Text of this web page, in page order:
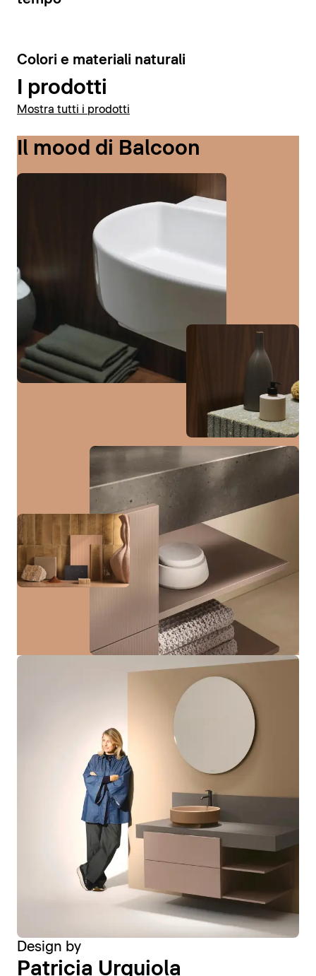
6
Colori e materiali naturali
I prodotti
Mostra tutti i prodotti
Il mood di Balcoon
Design by
Patricia Urquiola